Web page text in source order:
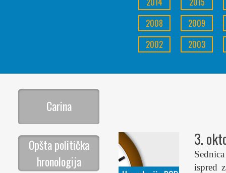
2009
2008
2003
2002
Carina
Opšta politička
hronologija
3.
ispred